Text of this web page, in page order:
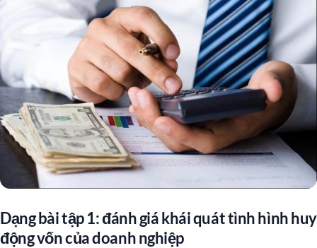
Dạng bài tập 1: đánh giá khái quát tình hình huy
động vốn của doanh nghiệp